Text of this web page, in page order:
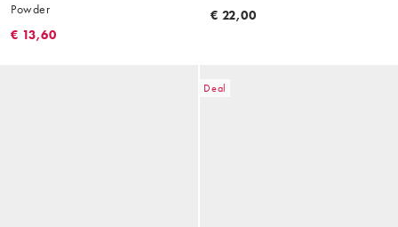
Powder
€ 13,60
€ 22,00
Deal